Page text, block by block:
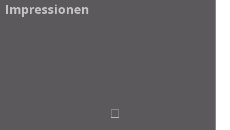
Impressionen